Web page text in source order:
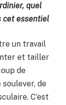
quel
cet essentiel
un travail
et tailler
de
de
C’est